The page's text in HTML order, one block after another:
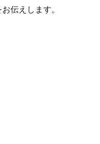
伝えします。